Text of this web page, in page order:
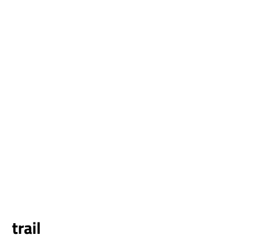
trail